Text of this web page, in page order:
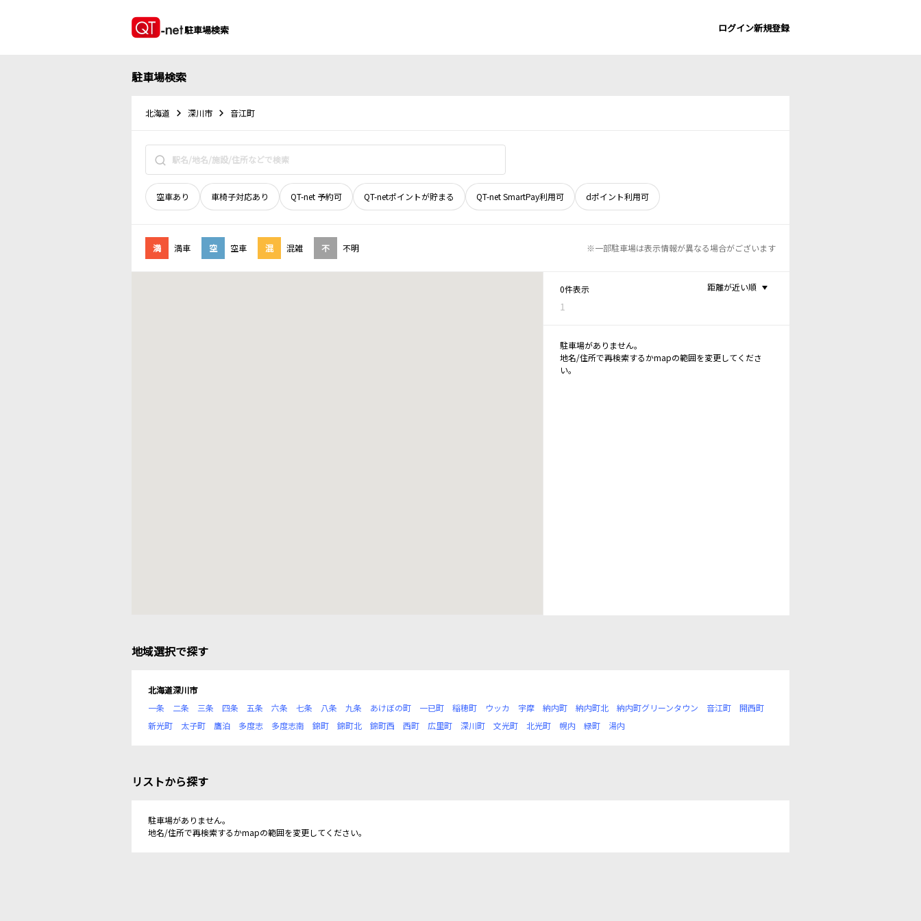
駐車場検索 ログイン新規登録
駐車場検索
北海道 深川市 音江町
空車あり 車椅子対応あり QT-net 予約可 QT-netポイントが貯まる QT-net SmartPay利用可 dポイント利用可
満 満車 空 空車 混 混雑 不 不明 ※一部駐車場は表示情報が異なる場合がございます
0件表示
1
距離が近い順
駐車場がありません。
地名/住所で再検索するかmapの範囲を変更してくださ
い。
地域選択で探す
北海道深川市
一条
二条 三条 四条 五条 六条 七条 八条 九条 あけぼの町 一已町 稲穂町 ウッカ 宇摩 納内町 納内町北 納内町グリーンタウン 音江町
開西町
新光町
太子町 鷹泊 多度志 多度志南 錦町 錦町北 錦町西 西町 広里町 深川町 文光町 北光町 幌内 緑町 湯内
リストから探す
駐車場がありません。
地名/住所で再検索するかmapの範囲を変更してください。